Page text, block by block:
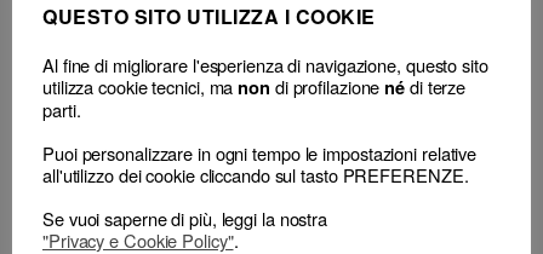
← La
cancellazione
dell’indebita
iscrizione all’albo
Patto di quota lite: illegittimo determinare il
su quanto ricaverà il cliente in caso di vittoria
→
QUESTO SITO UTILIZZA I COOKIE
Al fine di migliorare l'esperienza di navigazione, questo sito
utilizza cookie tecnici, ma non di profilazione nédi terze
parti.
Puoi personalizzare in ogni tempo le impostazioni relative
all'utilizzo dei cookie cliccando sul tasto PREFERENZE.
Se vuoi saperne di più, leggi la nostra
"Privacy e Cookie Policy".